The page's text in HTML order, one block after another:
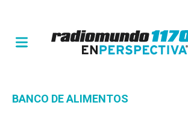
BANCO DE ALIMENTOS